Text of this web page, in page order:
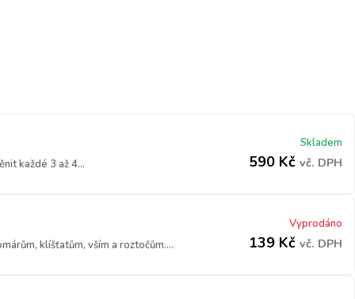
každé 3 až 4...
Skladem
590 Kč vč. DPH
klíšťatům, vším a roztočům....
Vyprodáno
139 Kč vč. DPH